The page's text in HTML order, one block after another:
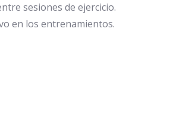
sesiones de ejercicio.
en los entrenamientos.